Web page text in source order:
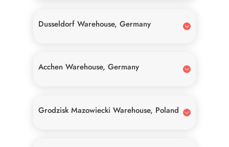
Dusseldorf Warehouse, Germany
Acchen Warehouse, Germany
Grodzisk Mazowiecki Warehouse, Poland